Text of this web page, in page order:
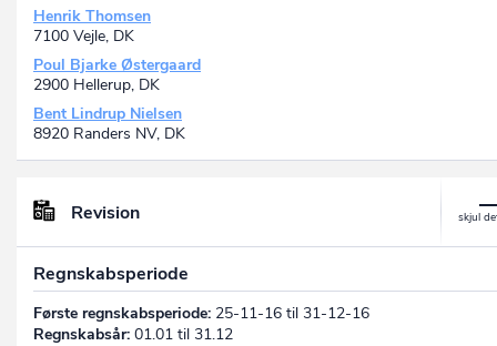
Henrik Thomsen
7100 Vejle, DK
Poul Bjarke Østergaard
2900 Hellerup, DK
Bent Lindrup Nielsen
8920 Randers NV, DK
Revision
Regnskabsperiode
Første regnskabsperiode: 25-11-16 til 31-12-16
Regnskabsår: 01.01 til 31.12